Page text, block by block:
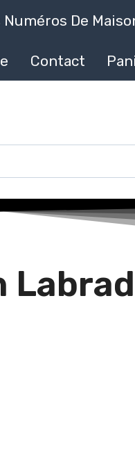
Numéros De
Contact